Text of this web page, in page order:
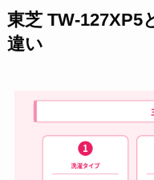
東芝 TW-127XP5
違い